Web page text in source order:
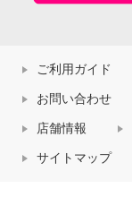
ご利用ガイド
お問い合わせ
店舗情報
サイトマップ